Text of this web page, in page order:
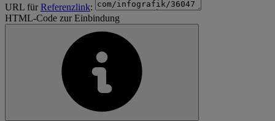
URL fürReferenzlink:
HTML-Code zur Einbindung